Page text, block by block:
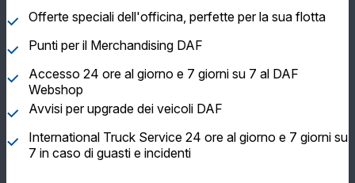
Offerte speciali dell'officina, perfette per la sua flotta
Punti per il Merchandising DAF
Accesso 24 ore al giorno e 7 giorni su 7 al DAF
Webshop
Avvisi per upgrade dei veicoli DAF
International Truck Service 24 ore al giorno e 7 giorni su
7 in caso di guasti e incidenti